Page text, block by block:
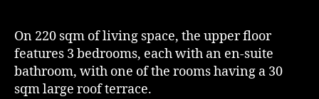
On 220 sqm of living space, the upper floor
features 3 bedrooms, each with an en-suite
bathroom, with one of the rooms having a 30
sqm large roof terrace.